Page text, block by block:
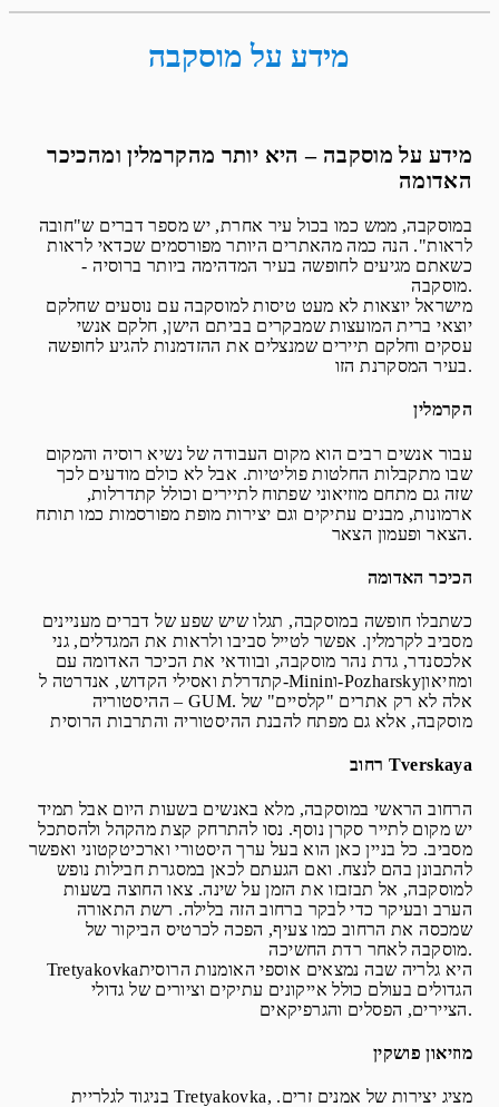
מידע על מוסקבה
מידע על מוסקבה – היא יותר מהקרמלין ומהכיכר
האדומה
במוסקבה, ממש כמו בכול עיר אחרת, יש מספר דברים ש"חובה
לראות". הנה כמה מהאתרים היותר מפורסמים שכדאי לראות
כשאתם מגיעים לחופשה בעיר המדהימה ביותר ברוסיה -
מוסקבה.
מישראל יוצאות לא מעט טיסות למוסקבה עם נוסעים שחלקם
יוצאי ברית המועצות שמבקרים בביתם הישן, חלקם אנשי
עסקים וחלקם תיירים שמנצלים את ההזדמנות להגיע לחופשה
בעיר המסקרנת הזו.
הקרמלין
עבור אנשים רבים הוא מקום העבודה של נשיא רוסיה והמקום
שבו מתקבלות החלטות פוליטיות. אבל לא כולם מודעים לכך
שזה גם מתחם מוזיאוני שפתוח לתיירים וכולל קתדרלות,
ארמונות, מבנים עתיקים וגם יצירות מופת מפורסמות כמו תותח
הצאר ופעמון הצאר.
הכיכר האדומה
כשתבלו חופשה במוסקבה, תגלו שיש שפע של דברים מעניינים
מסביב לקרמלין. אפשר לטייל סביבו ולראות את המגדלים, גני
אלכסנדר, גדת נהר מוסקבה, ובוודאי את הכיכר האדומה עם
קתדרלת ואסילי הקדוש, אנדרטה ל-Mininו-Pozharskyומוזיאון
ההיסטוריה – GUM. אלה לא רק אתרים "קלסיים" של
מוסקבה, אלא גם מפתח להבנת ההיסטוריה והתרבות הרוסית
רחוב Tverskaya
הרחוב הראשי במוסקבה, מלא באנשים בשעות היום אבל תמיד
יש מקום לתייר סקרן נוסף. נסו להתרחק קצת מהקהל ולהסתכל
מסביב. כל בניין כאן הוא בעל ערך היסטורי וארכיטקטוני ואפשר
להתבונן בהם לנצח. ואם הגעתם לכאן במסגרת חבילות נופש
למוסקבה, אל תבזבזו את הזמן על שינה. צאו החוצה בשעות
הערב ובעיקר כדי לבקר ברחוב הזה בלילה. רשת התאורה
שמכסה את הרחוב כמו צעיף, הפכה לכרטיס הביקור של
מוסקבה לאחר רדת החשיכה.
Tretyakovkaהיא גלריה שבה נמצאים אוספי האומנות הרוסית
הגדולים בעולם כולל אייקונים עתיקים וציורים של גדולי
הציירים, הפסלים והגרפיקאים.
מוזיאון פושקין
בניגוד לגלריית Tretyakovka, מציג יצירות של אמנים זרים.